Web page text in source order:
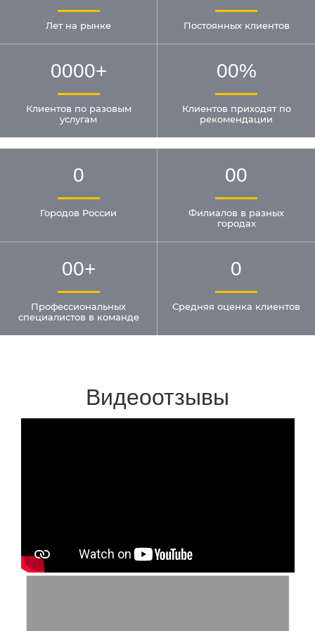
Лет на рынке Постоянных клиентов
0000+
Клиентов по разовым
услугам
00%
Клиентов приходят по
рекомендации
0
Городов России
00
Филиалов в разных
городах
00+
Профессиональных
специалистов в команде
0
Средняя оценка клиентов
Видеоотзывы